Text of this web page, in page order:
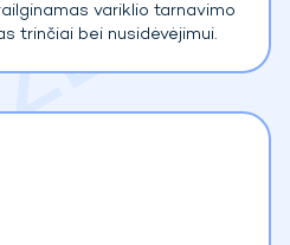
variklio tarnavimo
trinčiai bei nusidėvėjimui.